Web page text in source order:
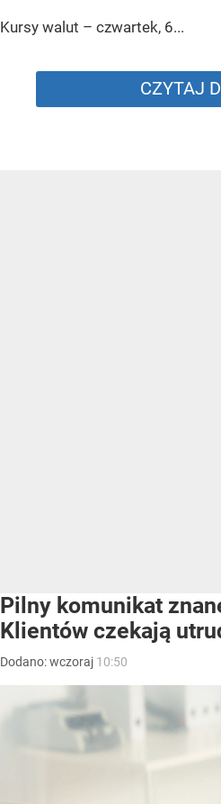
Kursy walut – czwartek, 6...
CZYTAJ
Pilny komunikat
Klientów czekają
Dodano:wczoraj 10:50